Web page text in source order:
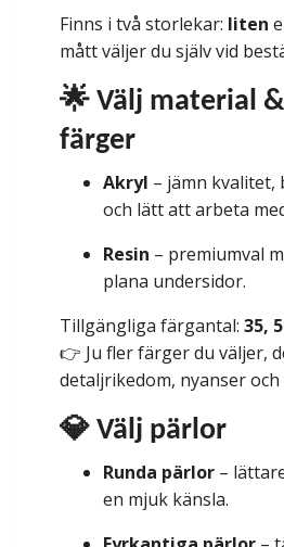
Finns i två storlekar: liten
mått väljer du själv vid
🌟 Välj material
färger
Akryl – jämn
och lätt att arbeta
Resin – premiumval
plana undersidor.
Tillgängliga färgantal: 35,
👉 Ju fler färger du väljer,
detaljrikedom, nyanser
💎 Välj pärlor
Runda pärlor –
en mjuk känsla.